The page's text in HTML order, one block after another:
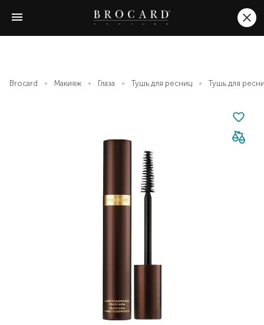
Brocard Макияж Глаза Тушь для ресниц Тушь для